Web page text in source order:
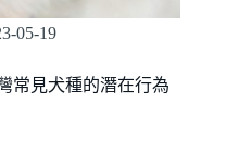
05-19
常見犬種的潛在行為